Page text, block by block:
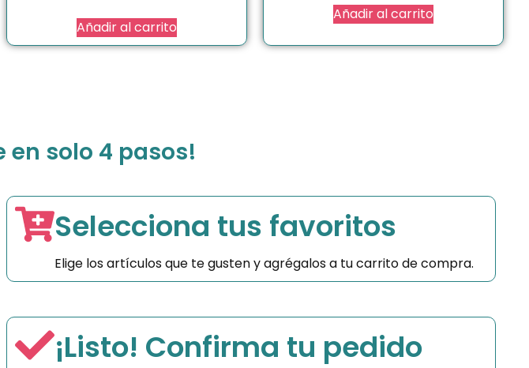
Añadir al carrito
Añadir al carrito
solo 4 pasos!
Selecciona tus favoritos
Elige los artículos que te gusten y agrégalos a tu carrito de compra.
¡Listo! Confirma tu pedido